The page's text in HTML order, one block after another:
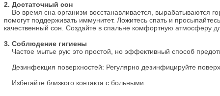
2. Достаточный сон
Во время сна организм восстанавливается, вырабатываются
помогут поддерживать иммунитет. Ложитесь спать и
качественный сон. Создайте в спальне комфортную атмосферу
3. Соблюдение гигиены
Частое мытье рук: это простой, но эффективный способ
Дезинфекция поверхностей: Регулярно дезинфицируйте
Избегайте близкого контакта с больными.